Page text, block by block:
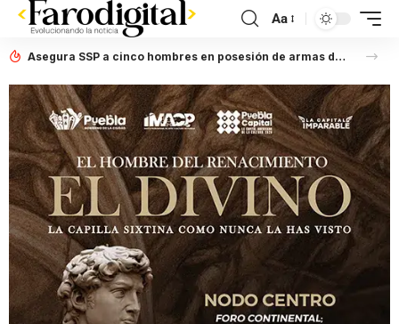
Aa
Asegura SSP a cinco hombres en posesión de armas de fuego